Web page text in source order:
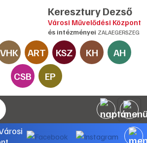
Keresztury Dezső
Városi Művelődési Központ
és intézményei ZALAEGERSZEG
VHK ART KSZ KH
AH
CSB
EP